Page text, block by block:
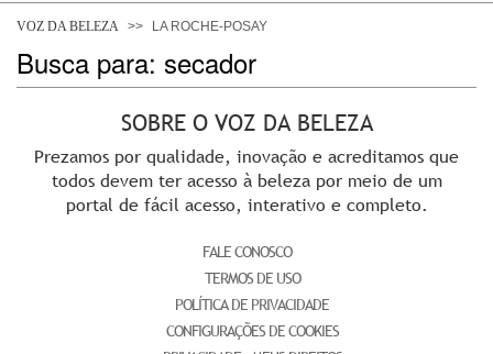
PELE
DESODORANTE
VOZ DA BELEZA LA ROCHE-POSAY
Busca para: secador
SOBRE O VOZ DA BELEZA
Prezamos por qualidade, inovação e acreditamos que
todos devem ter acesso à beleza por meio de um
portal de fácil acesso, interativo e completo.
FALE CONOSCO
TERMOS DE USO
POLÍTICA DE PRIVACIDADE
CONFIGURAÇÕES DE COOKIES